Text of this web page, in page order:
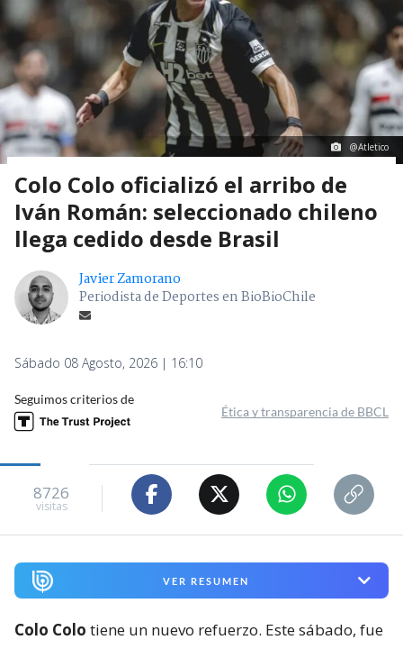
@Atletico
Colo Colo oficializó el arribo de
Iván Román: seleccionado chileno
llega cedido desde Brasil
Javier Zamorano
Periodista de Deportes en BioBioChile
Sábado 08 Agosto, 2026 | 16:10
Seguimos criterios de
Ética y transparencia de BBCL
8726
visitas
VER RESUMEN
Colo Colo tiene un nuevo refuerzo. Este sábado, fue